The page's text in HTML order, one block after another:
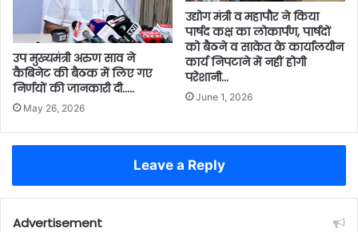
उप मुख्यमंत्री अरुण साव ने
कैबिनेट की बैठक में लिए गए
निर्णयों की जानकारी दी…..
May 26, 2026
उद्योग मंत्री व महापौर ने किया
पार्षद कक्ष का लोकार्पण, पार्षदों
को बैठने व साकेत के कार्यालयीन
कार्य निपटाने में नहीं होगी
परेशानी…
June 1, 2026
Leave a Reply
Advertisement